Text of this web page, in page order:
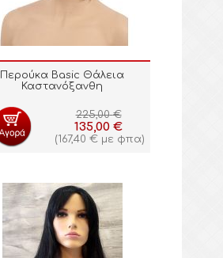
Περούκα Basic Θάλεια
Καστανόξανθη
225,00 €
135,00 €
(167,40 €με φπα)